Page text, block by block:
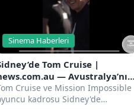
Sinema Haberleri
Tom Cruise |
— Avustralya’nın
gelen haber sitesi
Cruise ve Mission Impossible
kadrosu Sidney'de